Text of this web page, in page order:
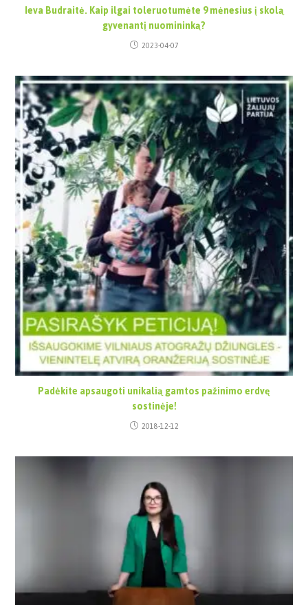
Ieva Budraitė. Kaip ilgai toleruotumėte 9 mėnesius į skolą
gyvenantį nuomininką?
2023-04-07
Padėkite apsaugoti unikalią gamtos pažinimo erdvę
sostinėje!
2018-12-12